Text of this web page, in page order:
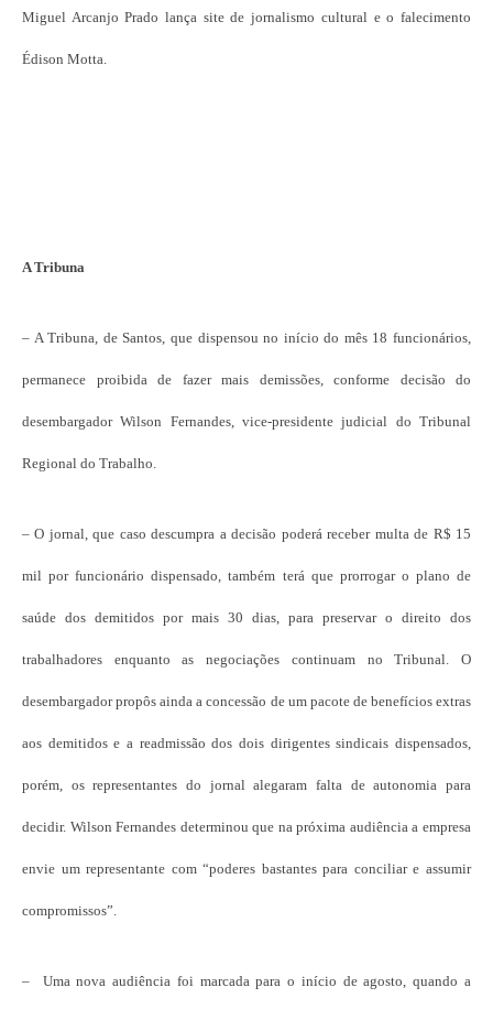
Miguel Arcanjo Prado lança site de jornalismo cultural e o falecimento
Édison Motta.
A Tribuna
– A Tribuna, de Santos, que dispensou no início do mês 18 funcionários,
permanece proibida de fazer mais demissões, conforme decisão do
desembargador Wilson Fernandes, vice-presidente judicial do Tribunal
Regional do Trabalho.
– O jornal, que caso descumpra a decisão poderá receber multa de R$ 15
mil por funcionário dispensado, também terá que prorrogar o plano de
saúde dos demitidos por mais 30 dias, para preservar o direito dos
trabalhadores enquanto as negociações continuam no Tribunal. O
desembargador propôs ainda a concessão de um pacote de benefícios extras
aos demitidos e a readmissão dos dois dirigentes sindicais dispensados,
porém, os representantes do jornal alegaram falta de autonomia para
decidir. Wilson Fernandes determinou que na próxima audiência a empresa
envie um representante com “poderes bastantes para conciliar e assumir
compromissos”.
– Uma nova audiência foi marcada para o início de agosto, quando a